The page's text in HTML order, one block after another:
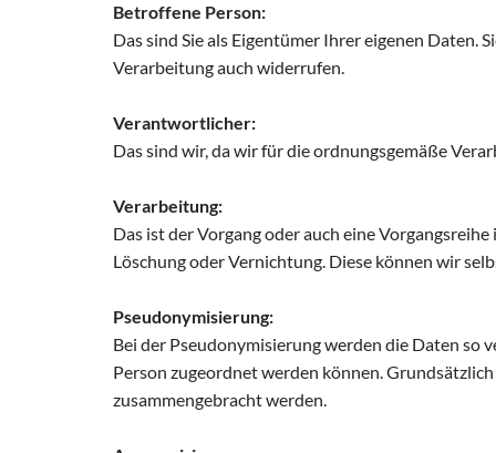
Betroffene Person:
Das sind Sie als Eigentümer Ihrer eigenen
Verarbeitung auch widerrufen.
Verantwortlicher:
Das sind wir, da wir für die ordnungsgemäße
Verarbeitung:
Das ist der Vorgang oder auch eine
Löschung oder Vernichtung. Diese können wir
Pseudonymisierung:
Bei der Pseudonymisierung werden die Daten so
Person zugeordnet werden können.
zusammengebracht werden.